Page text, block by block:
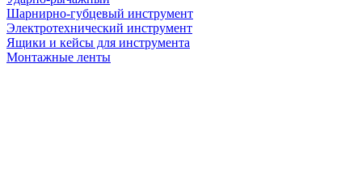
Шарнирно-губцевый инструмент
Электротехнический инструмент
Ящики и кейсы для инструмента
Монтажные ленты